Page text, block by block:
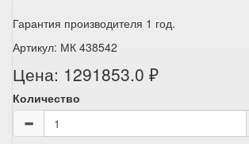
Гарантия производителя 1 год.
Артикул: МК 438542
Цена: 1291853.0 ₽
Количество